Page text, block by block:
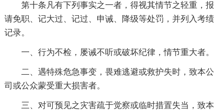
第十条凡有下列事实之一者，得视其情节之轻重，报
请免职、记大过、记过、申诫、降级等处罚，并列入考绩
记录。
一、行为不检，屡诫不听或破坏纪律，情节重大者。
二、遇特殊危急事变，畏难逃避或救护失时，致本公
司或公众蒙受重大损害者。
三、对可预见之灾害疏于觉察或临时措置失当，致本